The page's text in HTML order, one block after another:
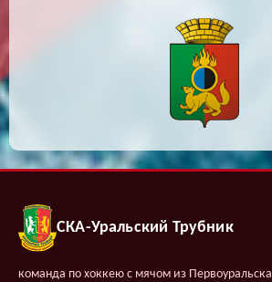
СКА-Уральский Трубник
команда по хоккею с мячом из Первоуральска